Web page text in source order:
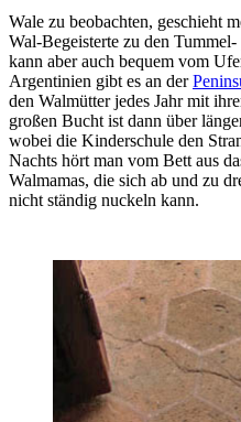
Wale zu beobachten, geschieht
Wal-Begeisterte zu den
kann aber auch bequem vom
Argentinien gibt es an der
den Walmütter jedes Jahr mit
großen Bucht ist dann über
wobei die Kinderschule den
Nachts hört man vom Bett aus
Walmamas, die sich ab und zu
nicht ständig nuckeln kann.